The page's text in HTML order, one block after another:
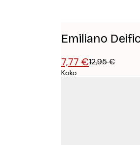
Emiliano
7,77 €12,95 €
Koko